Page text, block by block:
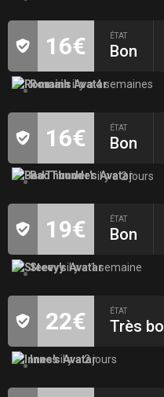
16€ ÉTAT
Bon
Romainil y a 4 semaines
16€ ÉTAT
Bon
BadThunderil y a 2 jours
19€ ÉTAT
Bon
Steevyil y a 1 semaine
22€ ÉTAT
Très
Innesil y a 2 jours